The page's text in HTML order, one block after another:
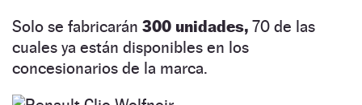
Solo se fabricarán 300 unidades, 70 de las
cuales ya están disponibles en los
concesionarios de la marca.